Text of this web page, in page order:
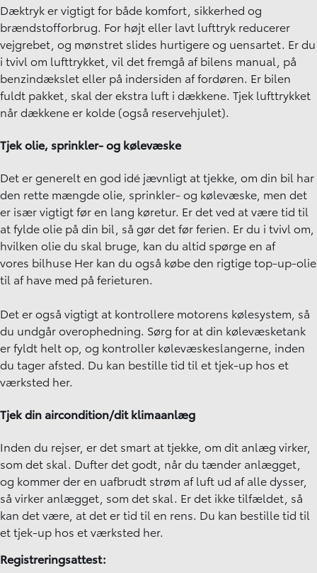
Dæktryk er vigtigt for både komfort, sikkerhed og
brændstofforbrug. For højt eller lavt lufttryk reducerer
vejgrebet, og mønstret slides hurtigere og uensartet. Er du
i tvivl om lufttrykket, vil det fremgå af bilens manual, på
benzindækslet eller på indersiden af fordøren. Er bilen
fuldt pakket, skal der ekstra luft i dækkene. Tjek lufttrykket
når dækkene er kolde (også reservehjulet).
Tjek olie, sprinkler- og kølevæske
Det er generelt en god idé jævnligt at tjekke, om din bil har
den rette mængde olie, sprinkler- og kølevæske, men det
er især vigtigt før en lang køretur. Er det ved at være tid til
at fylde olie på din bil, så gør det før ferien. Er du i tvivl om,
hvilken olie du skal bruge, kan du altid spørge en af
vores bilhuse Her kan du også købe den rigtige top-up-olie
til af have med på ferieturen.
Det er også vigtigt at kontrollere motorens kølesystem, så
du undgår overophedning. Sørg for at din kølevæsketank
er fyldt helt op, og kontroller kølevæskeslangerne, inden
du tager afsted. Du kan bestille tid til et tjek-up hos et
værksted her.
Tjek din aircondition/dit klimaanlæg
Inden du rejser, er det smart at tjekke, om dit anlæg virker,
som det skal. Dufter det godt, når du tænder anlægget,
og kommer der en uafbrudt strøm af luft ud af alle dysser,
så virker anlægget, som det skal. Er det ikke tilfældet, så
kan det være, at det er tid til en rens. Du kan bestille tid til
et tjek-up hos et værksted her.
Registreringsattest: